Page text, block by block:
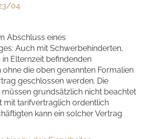
04
Abschluss eines
Auch mit Schwerbehinderten,
Elternzeit befindenden
die oben genannten Formalien
geschlossen werden. Die
grundsätzlich nicht beachtet
mit tarifvertraglich ordentlich
kann ein solcher Vertrag